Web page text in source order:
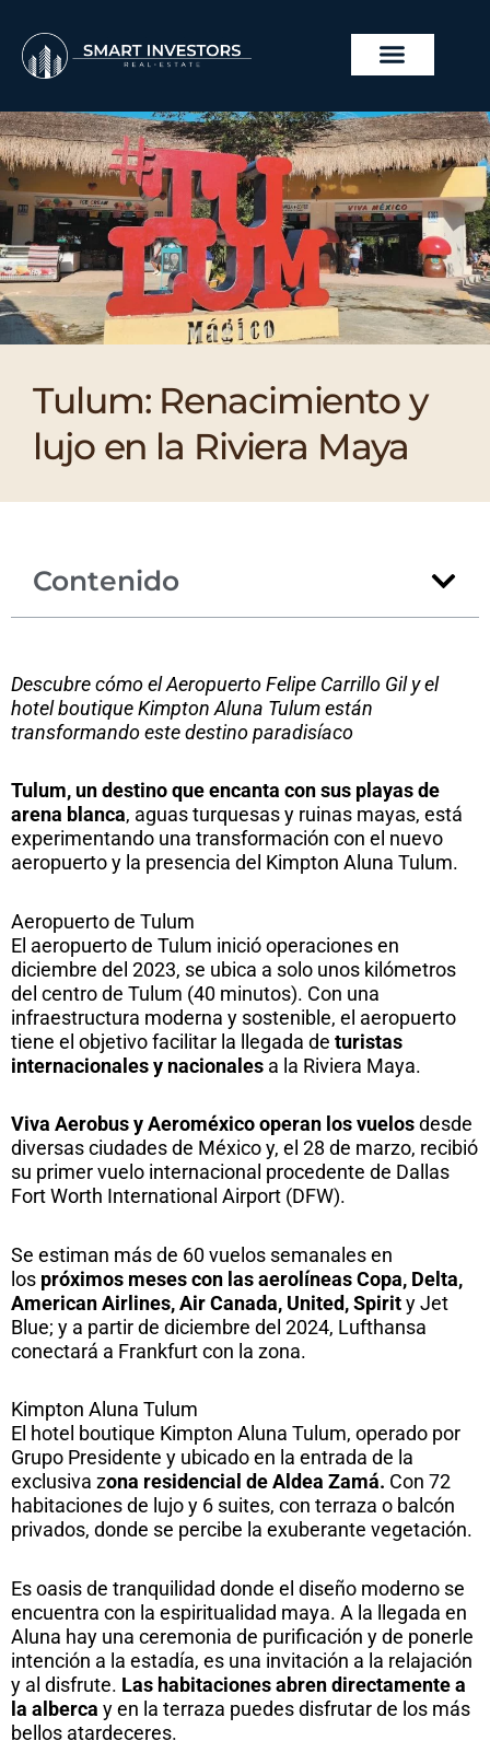
contenido
Tulum: Renacimiento y
lujo en la Riviera Maya
Contenido
Descubre cómo el Aeropuerto Felipe Carrillo Gil y el
hotel boutique Kimpton Aluna Tulum están
transformando este destino paradisíaco
Tulum, un destino que encanta con sus playas de
arena blanca, aguas turquesas y ruinas mayas, está
experimentando una transformación con el nuevo
aeropuerto y la presencia del Kimpton Aluna Tulum.
Aeropuerto de Tulum
El aeropuerto de Tulum inició operaciones en
diciembre del 2023, se ubica a solo unos kilómetros
del centro de Tulum (40 minutos). Con una
infraestructura moderna y sostenible, el aeropuerto
tiene el objetivo facilitar la llegada de turistas
internacionales y nacionales a la Riviera Maya.
Viva Aerobus y Aeroméxico operan los vuelosdesde
diversas ciudades de México y, el 28 de marzo, recibió
su primer vuelo internacional procedente de Dallas
Fort Worth International Airport (DFW).
Se estiman más de 60 vuelos semanales en
los próximos meses con las aerolíneas Copa, Delta,
American Airlines, Air Canada, United, Spirity Jet
Blue; y a partir de diciembre del 2024, Lufthansa
conectará a Frankfurt con la zona.
Kimpton Aluna Tulum
El hotel boutique Kimpton Aluna Tulum, operado por
Grupo Presidente y ubicado en la entrada de la
exclusiva zona residencial de Aldea Zamá. Con 72
habitaciones de lujo y 6 suites, con terraza o balcón
privados, donde se percibe la exuberante vegetación.
Es oasis de tranquilidad donde el diseño moderno se
encuentra con la espiritualidad maya. A la llegada en
Aluna hay una ceremonia de purificación y de ponerle
intención a la estadía, es una invitación a la relajación
y al disfrute. Las habitaciones abren directamente a
la alberca y en la terraza puedes disfrutar de los más
bellos atardeceres.